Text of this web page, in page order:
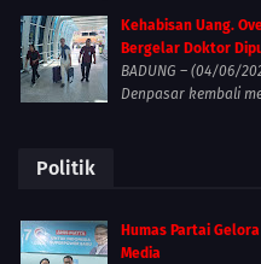
Kehabisan Uang.
Bergelar Doktor
BADUNG – (04/06/
Denpasar kembali
Politik
Humas Partai
Media